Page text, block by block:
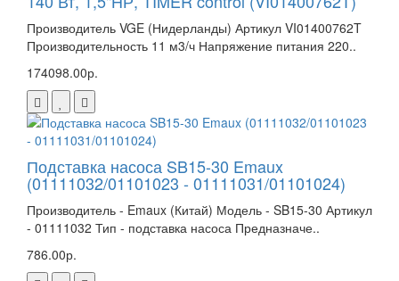
Производитель VGE (Нидерланды) Артикул VI01400762T
Производительность 11 м3/ч Напряжение питания 220..
174098.00р.
Подставка насоса SB15-30 Emaux
(01111032/01101023 - 01111031/01101024)
Производитель - Emaux (Китай) Модель - SB15-30 Артикул
- 01111032 Тип - подставка насоса Предназначе..
786.00р.